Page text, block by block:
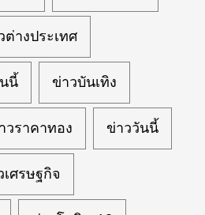
ต่างประเทศ
นี้ ข่าวบันเทิง
วราคาทอง ข่าววันนี้
เศรษฐกิจ